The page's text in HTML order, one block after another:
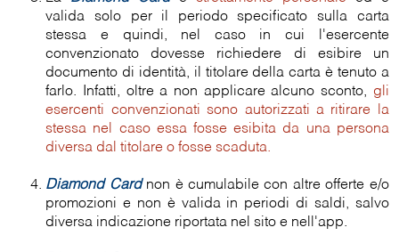
valida solo per il periodo specificato sulla carta
stessa e quindi, nel caso in cui l'esercente
convenzionato dovesse richiedere di esibire un
documento di identità, il titolare della carta è tenuto a
farlo. Infatti, oltre a non applicare alcuno sconto, gli
esercenti convenzionati sono autorizzati a ritirare la
stessa nel caso essa fosse esibita da una persona
diversa dal titolare o fosse scaduta.
Diamond Cardnon è cumulabile con altre offerte e/o
promozioni e non è valida in periodi di saldi, salvo
diversa indicazione riportata nel sito e nell'app.